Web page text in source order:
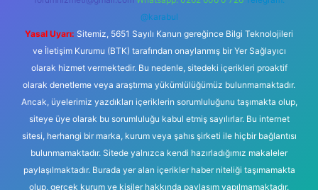
@karabul
Yasal Uyarı: Sitemiz, 5651 Sayılı Kanun gereğince Bilgi Teknolojileri
ve İletişim Kurumu (BTK) tarafından onaylanmış bir Yer Sağlayıcı
olarak hizmet vermektedir. Bu nedenle, sitedeki içerikleri proaktif
olarak denetleme veya araştırma yükümlülüğümüz bulunmamaktadır.
Ancak, üyelerimiz yazdıkları içeriklerin sorumluluğunu taşımakta olup,
siteye üye olarak bu sorumluluğu kabul etmiş sayılırlar. Bu internet
sitesi, herhangi bir marka, kurum veya şahıs şirketi ile hiçbir bağlantısı
bulunmamaktadır. Sitede yalnızca kendi hazırladığımız makaleler
paylaşılmaktadır. Burada yer alan içerikler haber niteliği taşımamakta
olup, gerçek kurum ve kişiler hakkında paylaşım yapılmamaktadır.